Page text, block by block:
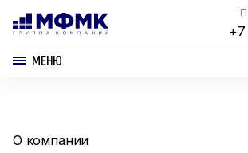
+7
МЕНЮ
О компании